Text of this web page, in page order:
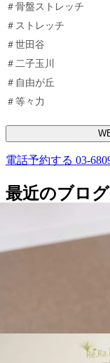
＃骨盤ストレッチ
＃ストレッチ
＃世田谷
＃二子玉川
＃自由が丘
＃等々力
電話予約する 03-
最近のブログ
本日もご来店あ
本日もたくさんの
時30分～ご案内で
おります。『肩甲
れた整体ファンか
井町線 ＃尾山台 ＃
こり・腰痛 ＃骨盤
玉川＃自由が丘＃等
8/9（日）本日
こんにちは！
です。暑いとエス